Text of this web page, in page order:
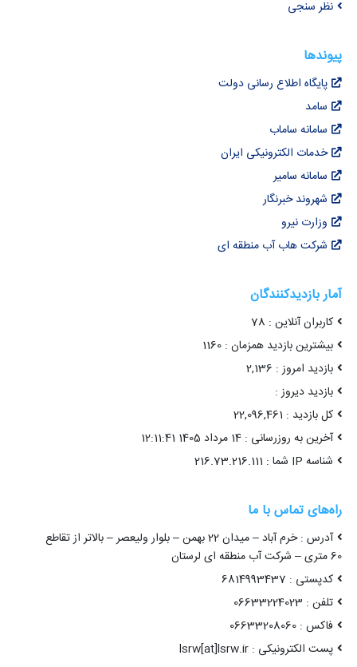
بهمن – بلوار ولیعصر – بالاتر از تقاطع